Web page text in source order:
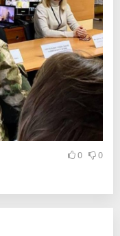
0 0